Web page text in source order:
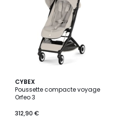
CYBEX
Poussette compacte voyage
Orfeo 3
312,90 €
3
Couleurs